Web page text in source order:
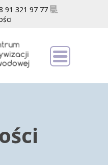
91 321 97 77